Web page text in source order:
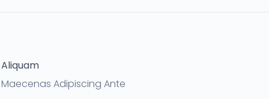
Aliquam
Maecenas Adipiscing Ante